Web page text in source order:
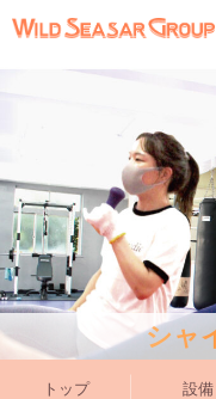
シャ
トップ 設備